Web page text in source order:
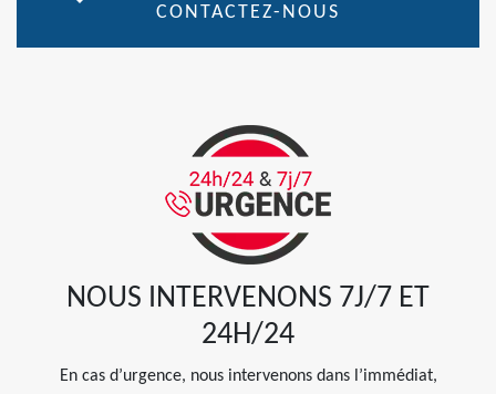
CONTACTEZ-NOUS
NOUS INTERVENONS 7J/7 ET
24H/24
En cas d’urgence, nous intervenons dans l’immédiat,